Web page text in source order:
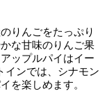
りんごをたっぷり
な甘味のりんご果
ップルパイはイー
インでは、シナモン
を楽しめます。